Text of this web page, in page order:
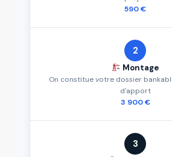
590 €
2
Montage
On constitue votre dossier
d'apport
3 900 €
3